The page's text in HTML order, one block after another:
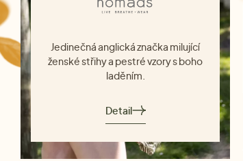
Jedinečná anglická značka milující
ženské střihy a pestré vzory s boho
laděním.
Detail